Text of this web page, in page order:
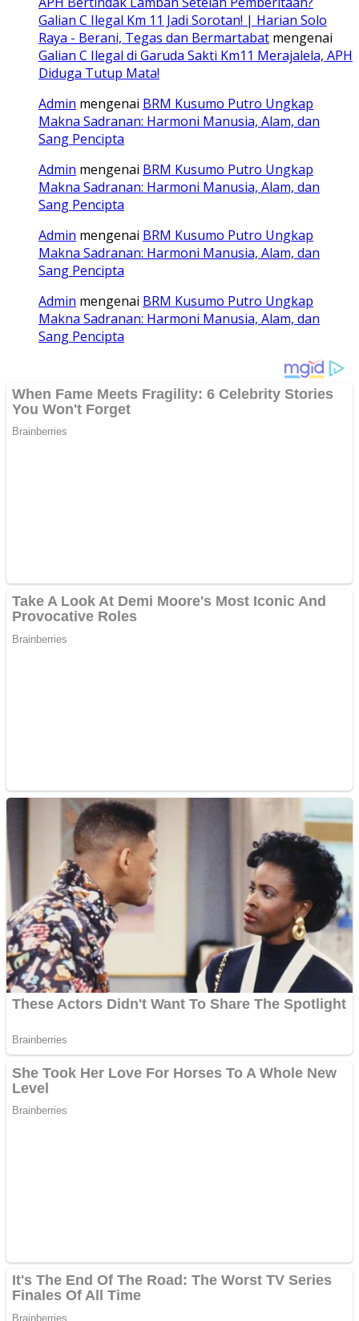
Galian C Ilegal Km 11 Jadi Sorotan! | Harian Solo
Raya - Berani, Tegas dan Bermartabat mengenai
Galian C Ilegal di Garuda Sakti Km11 Merajalela, APH
Diduga Tutup Mata!
Admin mengenai BRM Kusumo Putro Ungkap
Makna Sadranan: Harmoni Manusia, Alam, dan
Sang Pencipta
Admin mengenai BRM Kusumo Putro Ungkap
Makna Sadranan: Harmoni Manusia, Alam, dan
Sang Pencipta
Admin mengenai BRM Kusumo Putro Ungkap
Makna Sadranan: Harmoni Manusia, Alam, dan
Sang Pencipta
Admin mengenai BRM Kusumo Putro Ungkap
Makna Sadranan: Harmoni Manusia, Alam, dan
Sang Pencipta